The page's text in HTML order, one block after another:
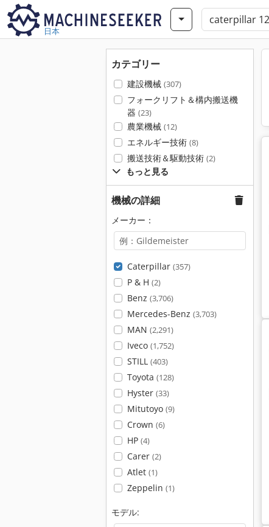
日本
カテゴリー
建設機械 (307)
フォークリフト＆構内搬送機
器 (23)
農業機械 (12)
エネルギー技術 (8)
搬送技術＆駆動技術 (2)
もっと見る
機械の詳細
メーカー：
Caterpillar (357)
P & H (2)
Benz (3,706)
Mercedes-Benz (3,703)
MAN (2,291)
Iveco (1,752)
STILL (403)
Toyota (128)
Hyster (33)
Mitutoyo (9)
Crown (6)
HP (4)
Carer (2)
Atlet (1)
Zeppelin (1)
モデル: